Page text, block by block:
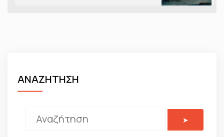
ΑΝΑΖΗΤΗΣΗ